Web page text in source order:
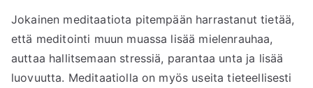
Jokainen meditaatiota pitempään harrastanut tietää,
että meditointi muun muassa lisää mielenrauhaa,
auttaa hallitsemaan stressiä, parantaa unta ja lisää
luovuutta. Meditaatiolla on myös useita tieteellisesti